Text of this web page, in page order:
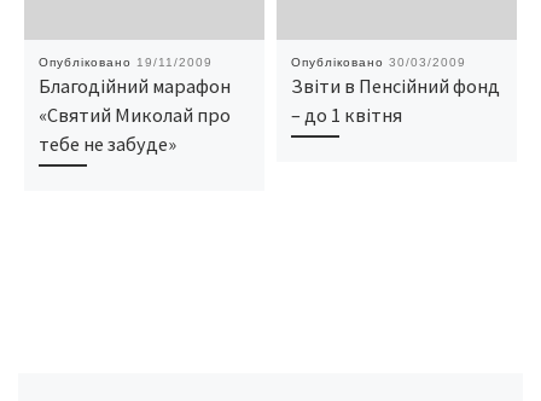
Опубліковано 19/11/2009
Благодійний марафон
«Святий Миколай про
тебе не забуде»
Опубліковано 30/03/2009
Звіти в Пенсійний фонд
– до 1 квітня